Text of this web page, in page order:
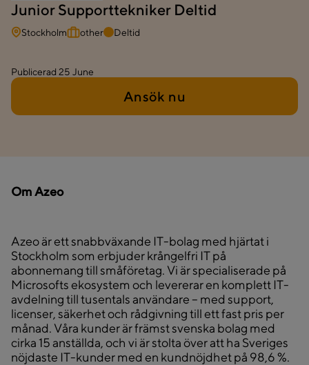
Junior Supporttekniker Deltid
Stockholm other Deltid
Publicerad 25 June
Ansök nu
Om Azeo
Azeo är ett snabbväxande IT-bolag med hjärtat i
Stockholm som erbjuder krångelfri IT på
abonnemang till småföretag. Vi är specialiserade på
Microsofts ekosystem och levererar en komplett IT-
avdelning till tusentals användare – med support,
licenser, säkerhet och rådgivning till ett fast pris per
månad. Våra kunder är främst svenska bolag med
cirka 15 anställda, och vi är stolta över att ha Sveriges
nöjdaste IT-kunder med en kundnöjdhet på 98,6 %.